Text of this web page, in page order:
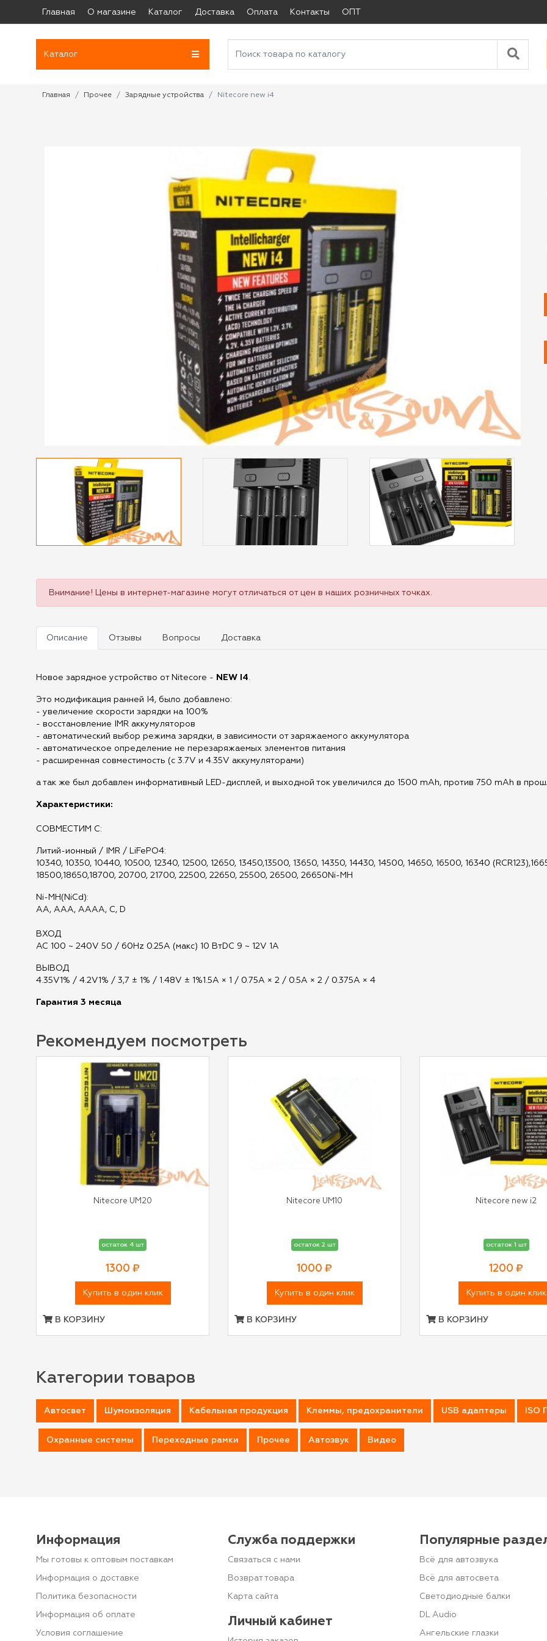
Главная О магазине Каталог Доставка Оплата Контакты ОПТ
Каталог
Главная Прочее Зарядные устройства Nitecore new i4
Внимание! Цены в интернет-магазине могут отличаться от цен в наших розничных точках.
Описание Отзывы Вопросы Доставка
Новое зарядное устройство от Nitecore - NEW I4.
Это модификация ранней I4, было добавлено:
- увеличение скорости зарядки на 100%
- восстановление IMR аккумуляторов
- автоматический выбор режима зарядки, в зависимости от заряжаемого аккумулятора
- автоматическое определение не перезаряжаемых элементов питания
- расширенная совместимость (с 3.7V и 4.35V аккумуляторами)
а так же был добавлен информативный LED-дисплей, и выходной ток увеличился до 1500 mAh, против 750 mAh в
Характеристики:
СОВМЕСТИМ С:
Литий-ионный / IMR / LiFePO4:
10340, 10350, 10440, 10500, 12340, 12500, 12650, 13450,13500, 13650, 14350, 14430, 14500, 14650, 16500, 16340
18500,18650,18700, 20700, 21700, 22500, 22650, 25500, 26500, 26650Ni-MH
Ni-MH(NiCd):
AA, AAA, AAAA, C, D
ВХОД
AC 100 ~ 240V 50 / 60Hz 0.25A (макс) 10 ВтDC 9 ~ 12V 1A
ВЫВОД
4.35V1% / 4.2V1% / 3,7 ± 1% / 1.48V ± 1%1.5A × 1 / 0.75A × 2 / 0.5A × 2 / 0.375A × 4
Гарантия 3 месяца
Рекомендуем посмотреть
Nitecore UM20
остаток 4 шт
1300 ₽
Купить в один клик
В КОРЗИНУ
Nitecore UM10
остаток 2 шт
1000 ₽
Купить в один клик
В КОРЗИНУ
Nitecore new i2
остаток 1 шт
1200 ₽
Купить в один клик
В КОРЗИНУ
Категории товаров
Автосвет Шумоизоляция Кабельная продукция Клеммы, предохранители USB адаптеры ISO
Охранные системы Переходные рамки Прочее Автозвук Видео
Информация
Мы готовы к оптовым поставкам
Информация о доставке
Политика безопасности
Информация об оплате
Условия соглашение
Служба поддержки
Связаться с нами
Возврат товара
Карта сайта
Личный кабинет
Популярные
Всё для автозвука
Всё для автосвета
Светодиодные балки
DL Audio
Ангельские глазки